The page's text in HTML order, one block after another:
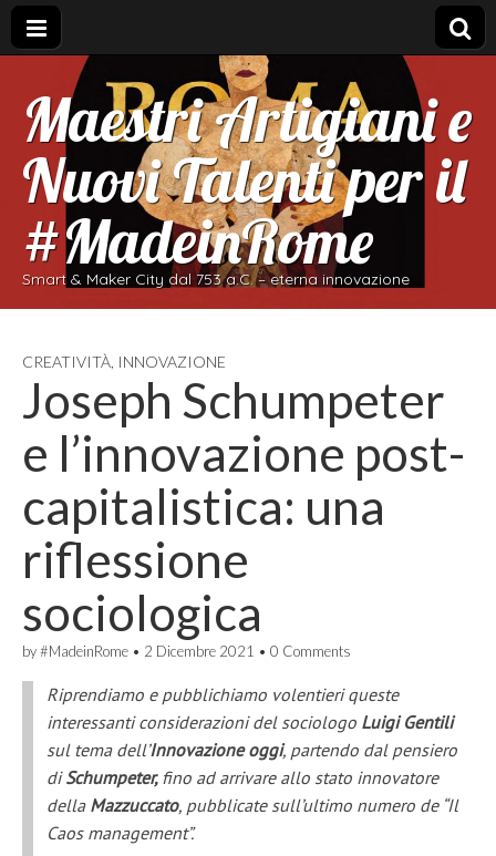
Maestri Artigiani e
Nuovi Talenti per il
#MadeinRome
Smart & Maker City dal 753 a.C. – eterna innovazione
CREATIVITÀ INNOVAZIONE
Joseph Schumpeter
e l’innovazione post-
capitalistica: una
riflessione
sociologica
by#MadeinRome • 2 Dicembre 2021 • 0 Comments
Riprendiamo e pubblichiamo volentieri queste
interessanti considerazioni del sociologo Luigi Gentili
sul tema dell’Innovazione oggi, partendo dal pensiero
diSchumpeter, fino ad arrivare allo stato innovatore
della Mazzuccato, pubblicate sull’ultimo numero de “Il
Caos management”.